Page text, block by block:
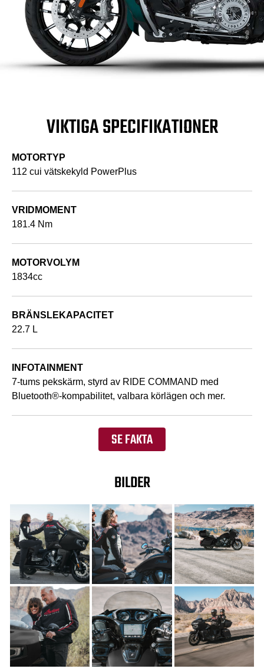
VIKTIGA SPECIFIKATIONER
MOTORTYP
112 cui vätskekyld PowerPlus
VRIDMOMENT
181.4 Nm
MOTORVOLYM
1834cc
BRÄNSLEKAPACITET
22.7 L
INFOTAINMENT
7-tums pekskärm, styrd av RIDE COMMAND med
Bluetooth®-kompabilitet, valbara körlägen och mer.
SE FAKTA
BILDER